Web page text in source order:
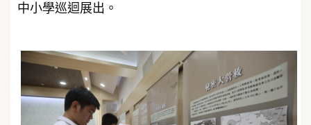
中小學巡迴展出。